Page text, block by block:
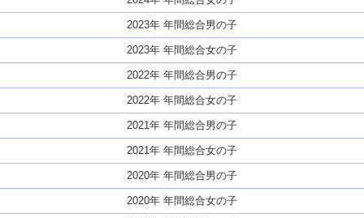
2023年 年間総合男の子
2023年 年間総合女の子
2022年 年間総合男の子
2022年 年間総合女の子
2021年 年間総合男の子
2021年 年間総合女の子
2020年 年間総合男の子
2020年 年間総合女の子